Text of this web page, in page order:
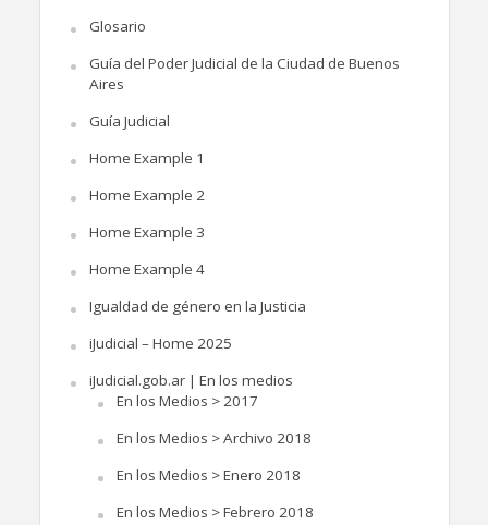
Glosario
Guía del Poder Judicial de la Ciudad de Buenos
Aires
Guía Judicial
Home Example 1
Home Example 2
Home Example 3
Home Example 4
Igualdad de género en la Justicia
iJudicial – Home 2025
iJudicial.gob.ar | En los medios
En los Medios > 2017
En los Medios > Archivo 2018
En los Medios > Enero 2018
En los Medios > Febrero 2018